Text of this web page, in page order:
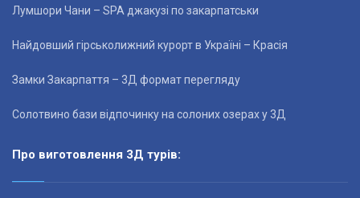
Лумшори Чани – SPA джакузі по закарпатськи
Найдовший гірськолижний курорт в Україні – Красія
Замки Закарпаття – 3Д формат перегляду
Солотвино бази відпочинку на солоних озерах у 3Д
Про виготовлення 3Д турів: